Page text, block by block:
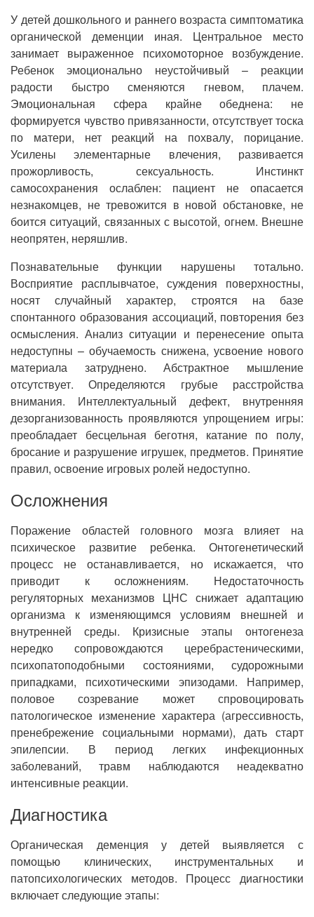
У детей дошкольного и раннего возраста симптоматика
органической деменции иная. Центральное место
занимает выраженное психомоторное возбуждение.
Ребенок эмоционально неустойчивый – реакции
радости быстро сменяются гневом, плачем.
Эмоциональная сфера крайне обеднена: не
формируется чувство привязанности, отсутствует тоска
по матери, нет реакций на похвалу, порицание.
Усилены элементарные влечения, развивается
прожорливость, сексуальность. Инстинкт
самосохранения ослаблен: пациент не опасается
незнакомцев, не тревожится в новой обстановке, не
боится ситуаций, связанных с высотой, огнем. Внешне
неопрятен, неряшлив.
Познавательные функции нарушены тотально.
Восприятие расплывчатое, суждения поверхностны,
носят случайный характер, строятся на базе
спонтанного образования ассоциаций, повторения без
осмысления. Анализ ситуации и перенесение опыта
недоступны – обучаемость снижена, усвоение нового
материала затруднено. Абстрактное мышление
отсутствует. Определяются грубые расстройства
внимания. Интеллектуальный дефект, внутренняя
дезорганизованность проявляются упрощением игры:
преобладает бесцельная беготня, катание по полу,
бросание и разрушение игрушек, предметов. Принятие
правил, освоение игровых ролей недоступно.
Осложнения
Поражение областей головного мозга влияет на
психическое развитие ребенка. Онтогенетический
процесс не останавливается, но искажается, что
приводит к осложнениям. Недостаточность
регуляторных механизмов ЦНС снижает адаптацию
организма к изменяющимся условиям внешней и
внутренней среды. Кризисные этапы онтогенеза
нередко сопровождаются церебрастеническими,
психопатоподобными состояниями, судорожными
припадками, психотическими эпизодами. Например,
половое созревание может спровоцировать
патологическое изменение характера (агрессивность,
пренебрежение социальными нормами), дать старт
эпилепсии. В период легких инфекционных
заболеваний, травм наблюдаются неадекватно
интенсивные реакции.
Диагностика
Органическая деменция у детей выявляется с
помощью клинических, инструментальных и
патопсихологических методов. Процесс диагностики
включает следующие этапы: